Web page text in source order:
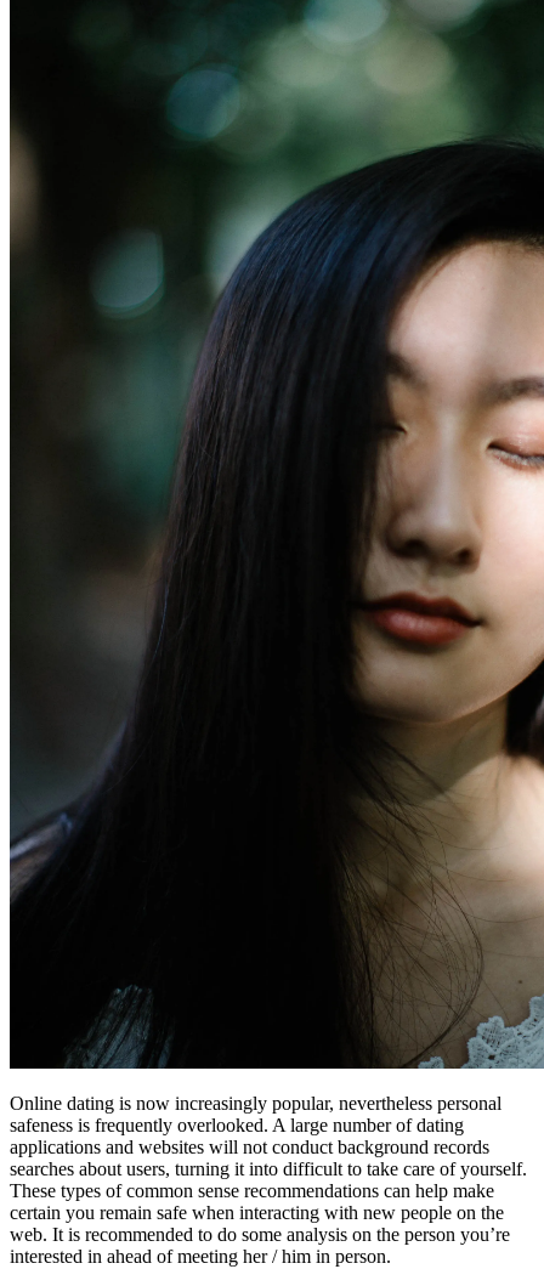
Online dating is now increasingly popular, nevertheless personal
safeness is frequently overlooked. A large number of dating
applications and websites will not conduct background records
searches about users, turning it into difficult to take care of yourself.
These types of common sense recommendations can help make
certain you remain safe when interacting with new people on the
web. It is recommended to do some analysis on the person you’re
interested in ahead of meeting her / him in person.